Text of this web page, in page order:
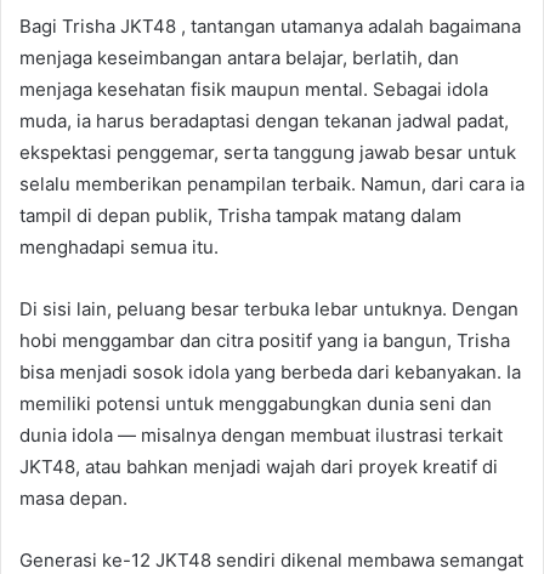
Bagi Trisha JKT48 , tantangan utamanya adalah bagaimana
menjaga keseimbangan antara belajar, berlatih, dan
menjaga kesehatan fisik maupun mental. Sebagai idola
muda, ia harus beradaptasi dengan tekanan jadwal padat,
ekspektasi penggemar, serta tanggung jawab besar untuk
selalu memberikan penampilan terbaik. Namun, dari cara ia
tampil di depan publik, Trisha tampak matang dalam
menghadapi semua itu.
Di sisi lain, peluang besar terbuka lebar untuknya. Dengan
hobi menggambar dan citra positif yang ia bangun, Trisha
bisa menjadi sosok idola yang berbeda dari kebanyakan. Ia
memiliki potensi untuk menggabungkan dunia seni dan
dunia idola — misalnya dengan membuat ilustrasi terkait
JKT48, atau bahkan menjadi wajah dari proyek kreatif di
masa depan.
Generasi ke-12 JKT48 sendiri dikenal membawa semangat